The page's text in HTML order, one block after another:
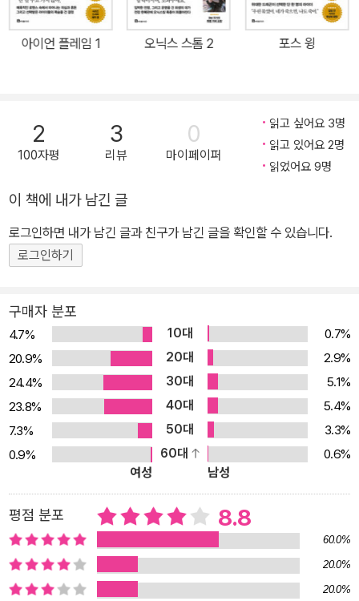
며 ‘2023년 아마존 올해의 책’에 선정에 이어 43개국에서 번역 출판
되었다. 2부 《아이언 플레임》은 대륙을 위협하는 어둠의 세력의 첫
등장과 예측 불가한 로맨스, 충격적인 반전 결말로 SNS를 중심으로
서사가 절정에 이르러 그동안 곳곳에 숨어 있던 연막과 비밀이 차례
차례 드러나는 가운데, 더 강력한 힘이 필요한 드래곤과 라이더 원정
대의 험난하고도 신비로운 대모험을 그리며 독자들의 아드레날린과
바로 들어가보자. ★★★★★ 엠피리언 시리즈가 써 내려간 기록들
★★★★★아마존 104주 연속 베스트셀러 | 43개국 번역 출판20
23 아마존 올해의 책 | 시리즈 드라마 제작 중2023 틱톡·애플·구글플
록“생각할 수 있는 길은 다 가보는 거야.”파국을 경고하는 과거의 진
실이 드러나는 가운데…마지막 희망을 찾아 나선 바이올렛과 드래곤
들의 대모험!대륙에서 가장 강력한 군대라는 영광이 무색하게 잿더미
가 된 바스지아스 군사학교. 나바르 드래곤 라이더들과 아레티아 드
래곤 라이더들의 극적인 협상으로 베닌과의 전쟁은 무수한 희생자와
색색의 드래곤들 무덤만을 남긴 채 간신히 막을 내렸다. 그러나 누구
도 온전히 기뻐하지도, 안심할 수도 없다. 그들의 어깨를 짓누르는 무
거운 진실은, 어제의 전쟁은 오직 파멸이 예고된 대전쟁의 서막일 뿐
어디에나 숨어 있는 베닌의 감시와 공격을 피해야 한다.유일한 방법
이라 믿었던 보호막은 위태롭게 불완전하고, 아군도 믿을 수 없는 절
체절명의 위급 상황. 더 이상 상실에 좌절하고 슬픔을 애도할 시간이
없다. ‘은빛 머리칼’의 바이올렛 소른게일은 더 강한 힘, 더 강력한 군
아이언 플레임 1 오닉스 스톰 2 포스 윙
2
100자평
3
리뷰
0
마이페이퍼
읽고 싶어요 3명
읽고 있어요 2명
읽었어요 9명
이 책에 내가 남긴 글
로그인하면 내가 남긴 글과 친구가 남긴 글을 확인할 수 있습니다.
로그인하기
구매자 분포
4.7% 10대
0.7%
20.9%
20대
2.9%
24.4%
30대
5.1%
23.8%
40대
5.4%
7.3%
50대
3.3%
0.9%
60대
0.6%
여성
남성
평점 분포 8.8
60.0%
20.0%
20.0%